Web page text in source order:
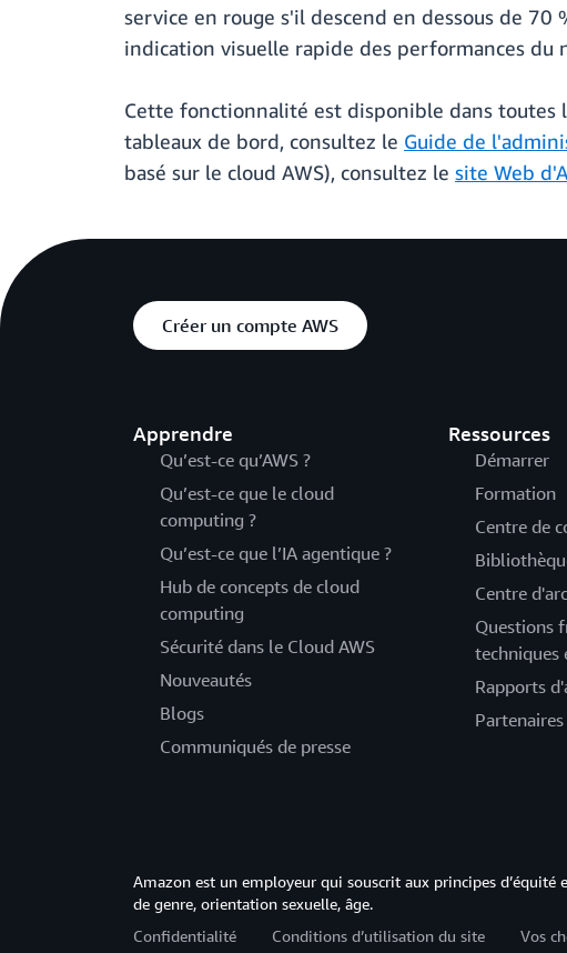
service en rouge s'il descend en dessous de
indication visuelle rapide des performances du
Cette fonctionnalité est disponible dans toutes
tableaux de bord, consultez le Guide de
basé sur le cloud AWS), consultez le site Web
Créer un compte AWS
Apprendre
Qu’est-ce qu’AWS ?
Qu’est-ce que le cloud
computing ?
Qu’est-ce que l’IA agentique ?
Hub de concepts de cloud
computing
Sécurité dans le Cloud AWS
Nouveautés
Blogs
Communiqués de presse
Ressources
Démarrer
Formation
Centre de
Centre
Questions
techniques
Rapports
Partenaires
Amazon est un employeur qui souscrit aux principes
de genre, orientation sexuelle, âge.
Confidentialité
Conditions d’utilisation du site
Vos